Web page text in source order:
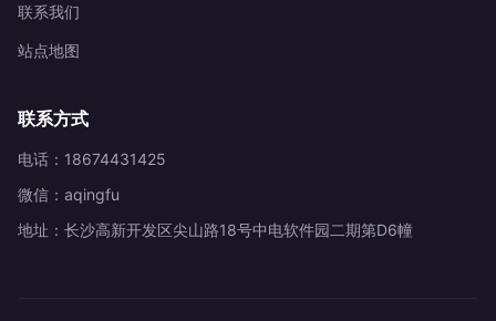
联系我们
站点地图
联系方式
电话：18674431425
微信：aqingfu
地址：长沙高新开发区尖山路18号中电软件园二期第D6幢